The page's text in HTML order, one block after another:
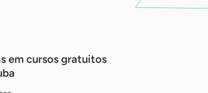
em cursos gratuitos